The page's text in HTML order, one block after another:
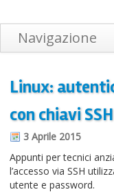
Navigazione
Informazioni sul
Contatti
Varie
Cookie
Linux:
con chiavi SSH
3 Aprile 2015
Appunti per tecnici
l’accesso via SSH
utente e password.